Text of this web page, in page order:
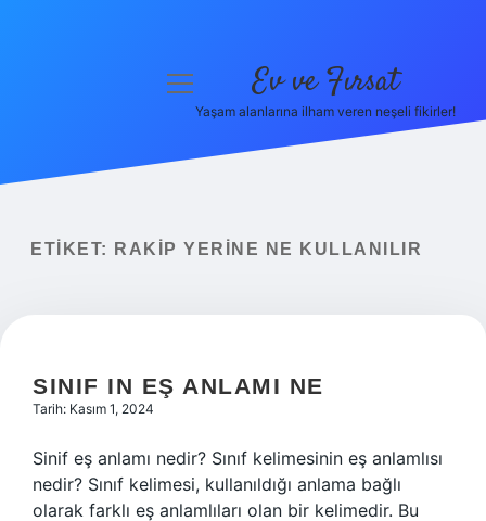
Yasal Uyarı
menüyü
Ev ve Fırsat
Yaşam alanlarına ilham veren neşeli fikirler!
ETIKET: RAKIP YERINE NE KULLANILIR
SINIF IN EŞ ANLAMI NE
Tarih: Kasım 1, 2024
Sinif eş anlamı nedir? Sınıf kelimesinin eş anlamlısı
nedir? Sınıf kelimesi, kullanıldığı anlama bağlı
olarak farklı eş anlamlıları olan bir kelimedir. Bu